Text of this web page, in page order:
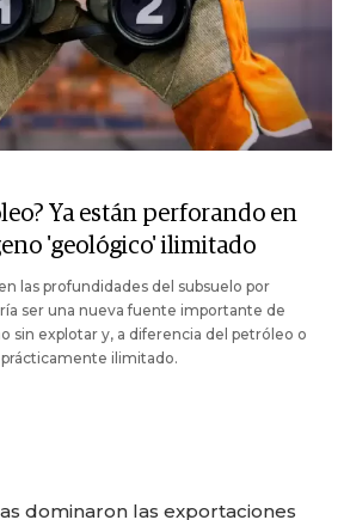
Ya están perforando en
'geológico' ilimitado
las profundidades del subsuelo por
ser una nueva fuente importante de
sin explotar y, a diferencia del petróleo o
ilimitado.
dominaron las exportaciones